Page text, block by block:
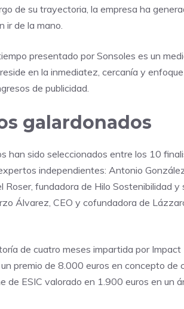
de su trayectoria, la empresa ha
ir de la mano.
presentado por Sonsoles es un
en la inmediatez, cercanía y
de publicidad.
galardonados
han sido seleccionados entre los 10
independientes: Antonio
fundadora de Hilo Sostenibilidad
Álvarez, CEO y cofundadora de
de cuatro meses impartida por
premio de 8.000 euros en concepto de
de ESIC valorado en 1.900 euros en un